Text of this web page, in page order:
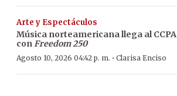
Arte y Espectáculos
Música norteamericana llega al CCPA
conFreedom 250
Agosto 10, 2026 04:42 p. m. · Clarisa Enciso